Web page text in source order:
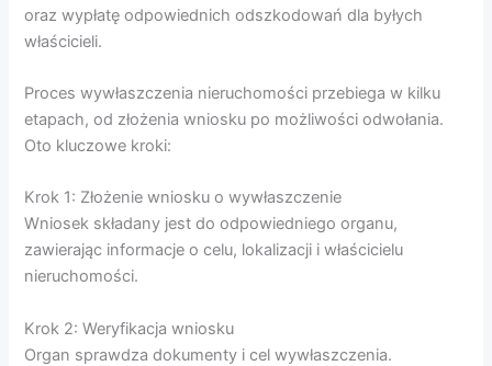
oraz wypłatę odpowiednich odszkodowań dla byłych
właścicieli.
Proces wywłaszczenia nieruchomości przebiega w kilku
etapach, od złożenia wniosku po możliwości odwołania.
Oto kluczowe kroki:
Krok 1: Złożenie wniosku o wywłaszczenie
Wniosek składany jest do odpowiedniego organu,
zawierając informacje o celu, lokalizacji i właścicielu
nieruchomości.
Krok 2: Weryfikacja wniosku
Organ sprawdza dokumenty i cel wywłaszczenia.